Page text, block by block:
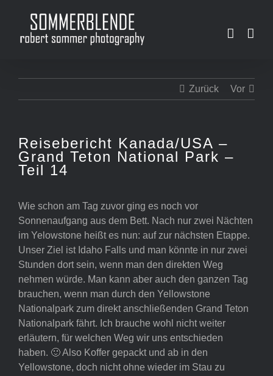
springen
Zurück Vor
Reisebericht Kanada/USA –
Grand Teton National Park –
Teil 14
Wie schon am Tag zuvor ging es noch vor
Sonnenaufgang aus dem Bett. Nach nur zwei Nächten
im Yelowstone heißt es nun: auf zur nächsten Etappe.
Unser Ziel ist Idaho Falls und man könnte in nur zwei
Stunden dort sein, wenn man den direkten Weg
nehmen würde. Man kann aber auch den ganzen Tag
brauchen, wenn man durch den Yellowstone
Nationalpark zum direkt anschließenden Grand Teton
Nationalpark fährt. Ich brauche wohl nicht weiter
erläutern, für welchen Weg wir uns entschieden
haben. 🙂 Also Koffer gepackt und ab in den
Yellowstone, doch nicht ohne wieder im Stau zu